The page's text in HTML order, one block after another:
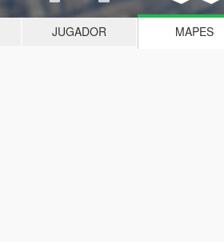
JUGADOR MAPES